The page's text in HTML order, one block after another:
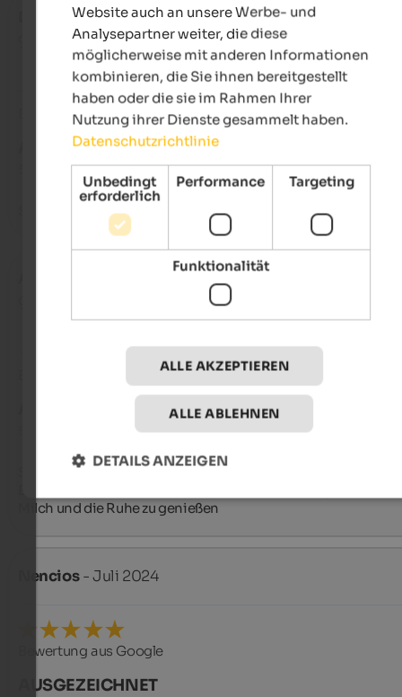
- April 2025
gereist als junges Paar
Bewertung aus Google
AUSGEZEICHNET
5 von 5 Sternen
Saubere Zimmer, freundlicher Empfang, phänomenale Lage
gereist als Familie mit kleinen Kindern
Bewertung aus Google
Sehr schöner gemütlicher Bauernhof mit sehr sehr netten
Milch und die Ruhe zu genießen
Nencios- Juli 2024
Bewertung aus Google
AUSGEZEICHNET
Website auch an unsere Werbe- und
Analysepartner weiter, die diese
möglicherweise mit anderen Informationen
kombinieren, die Sie ihnen bereitgestellt
haben oder die sie im Rahmen Ihrer
Nutzung ihrer Dienste gesammelt haben.
Datenschutzrichtlinie
Unbedingt
erforderlich
Performance Targeting
Funktionalität
ALLE AKZEPTIEREN
ALLE ABLEHNEN
DETAILS ANZEIGEN